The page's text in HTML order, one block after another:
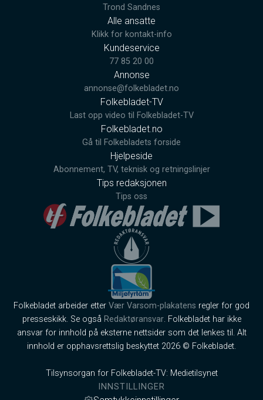
Trond Sandnes
Alle ansatte
Klikk for kontakt-info
Kundeservice
77 85 20 00
Annonse
annonse@folkebladet.no
Folkebladet-TV
Last opp video til Folkebladet-TV
Folkebladet.no
Gå til Folkebladets forside
Hjelpeside
Abonnement, TV, teknisk og retningslinjer
Tips redaksjonen
Tips oss
Folkebladet arbeider etter Vær Varsom-plakatens regler for god
presseskikk. Se også Redaktøransvar. Folkebladet har ikke
ansvar for innhold på eksterne nettsider som det lenkes til. Alt
innhold er opphavsrettslig beskyttet 2026 © Folkebladet.
Tilsynsorgan for Folkebladet-TV: Medietilsynet
INNSTILLINGER